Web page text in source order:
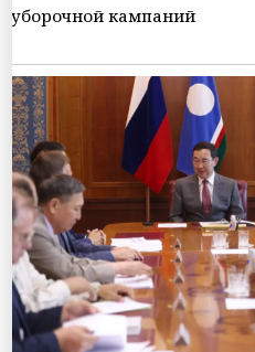
уборочной кампаний